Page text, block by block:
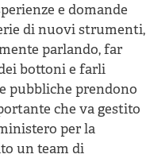
e domande
di nuovi strumenti,
parlando, far
bottoni e farli
pubbliche prendono
che va gestito
per la
un team di